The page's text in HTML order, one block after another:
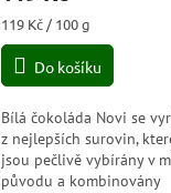
5,0
5
Měrná
cena:
119 Kč / 100 g
Do košíku
Bílá čokoláda Novi se
z nejlepších surovin,
jsou pečlivě vybírány v
původu a kombinovány